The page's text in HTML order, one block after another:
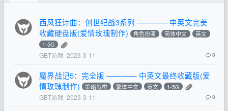
西风狂诗曲：创世纪战3系列 ———— 中英文完美
收藏硬盘版(爱情玫瑰制作)
角色扮演 简体中文
英文
1-5G
GBT游戏 2023-3-11 0
魔界战记5：完全版 ———— 中英文最终收藏版(爱
情玫瑰制作)
策略战棋 繁体中文 英文 1-5G
GBT游戏 2023-3-11 0